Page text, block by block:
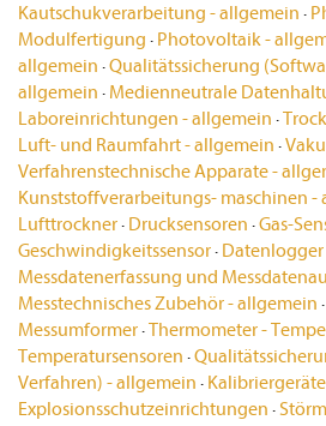
Kautschukverarbeitung - allgemein ·
Modulfertigung · Photovoltaik -
allgemein ·Qualitätssicherung
allgemein · Medienneutrale
Laboreinrichtungen - allgemein ·
Luft- und Raumfahrt - allgemein ·
Verfahrenstechnische Apparate -
Kunststoffverarbeitungs- maschinen -
Lufttrockner· Drucksensoren ·Gas-
Geschwindigkeitssensor· Datenlogger
Messdatenerfassung und
Messtechnisches Zubehör - allgemein ·
Messumformer·Thermometer -
Temperatursensoren ·
Verfahren) - allgemein · Kalibriergeräte
Explosionsschutzeinrichtungen ·